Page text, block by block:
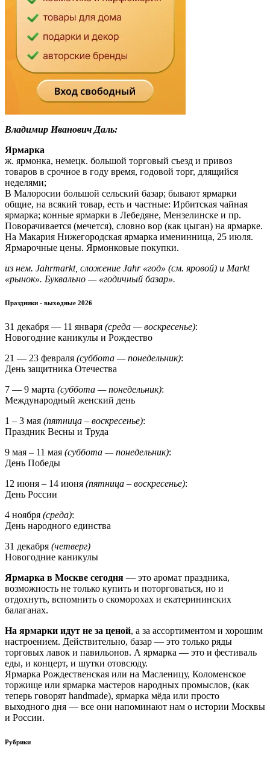
Владимир Иванович Даль:
Ярмарка
ж. ярмонка, немецк. большой торговый съезд и привоз
товаров в срочное в году время, годовой торг, длящийся
неделями;
В Малоросии большой сельский базар; бывают ярмарки
общие, на всякий товар, есть и частные: Ирбитская чайная
ярмарка; конные ярмарки в Лебедяне, Мензелинске и пр.
Поворачивается (мечется), словно вор (как цыган) на ярмарке.
На Макария Нижегородская ярмарка именинница, 25 июля.
Ярмарочные цены. Ярмонковые покупки.
из нем. Jahrmarkt, сложение Jahr «год» (см. яровой) и Markt
«рынок». Буквально — «годичный базар».
Праздники - выходные 2026
31 декабря — 11 января (среда — воскресенье):
Новогодние каникулы и Рождество
21 — 23 февраля (суббота — понедельник):
День защитника Отечества
7 — 9 марта (суббота — понедельник):
Международный женский день
1 – 3 мая (пятница – воскресенье):
Праздник Весны и Труда
9 мая – 11 мая (суббота — понедельник):
День Победы
12 июня – 14 июня (пятница – воскресенье):
День России
4 ноября (среда):
День народного единства
31 декабря (четверг)
Новогодние каникулы
Ярмарка в Москве сегодня — это аромат праздника,
возможность не только купить и поторговаться, но и
отдохнуть, вспомнить о скоморохах и екатерининских
балаганах.
На ярмарки идут не за ценой, а за ассортиментом и хорошим
настроением. Действительно, базар — это только ряды
торговых лавок и павильонов. А ярмарка — это и фестиваль
еды, и концерт, и шутки отовсюду.
Ярмарка Рождественская или на Масленицу, Коломенское
торжище или ярмарка мастеров народных промыслов, (как
теперь говорят handmade), ярмарка мёда или просто
выходного дня — все они напоминают нам о истории Москвы
и России.
Рубрики